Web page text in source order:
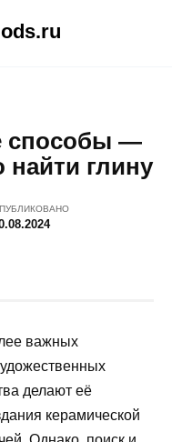
способы —
найти глину
важных
делают её
керамической